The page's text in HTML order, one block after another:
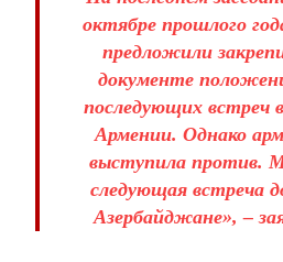
октябре прошлого
предложили
документе
последующих встреч
Армении. Однако
выступила против.
следующая встреча
Азербайджане», –